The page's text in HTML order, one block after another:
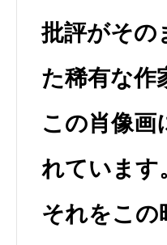
批評がその
た稀有な作
この肖像画
れています
それをこの